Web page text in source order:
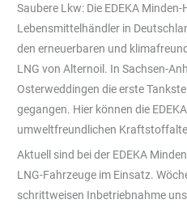
Saubere Lkw: Die EDEKA
Lebensmittelhändler in
den erneuerbaren und
LNG von Alternoil. In Sachsen-
Osterweddingen die erste
gegangen. Hier können die
umweltfreundlichen
Aktuell sind bei der EDEKA
LNG-Fahrzeuge im Einsatz.
schrittweisen Inbetriebnahme